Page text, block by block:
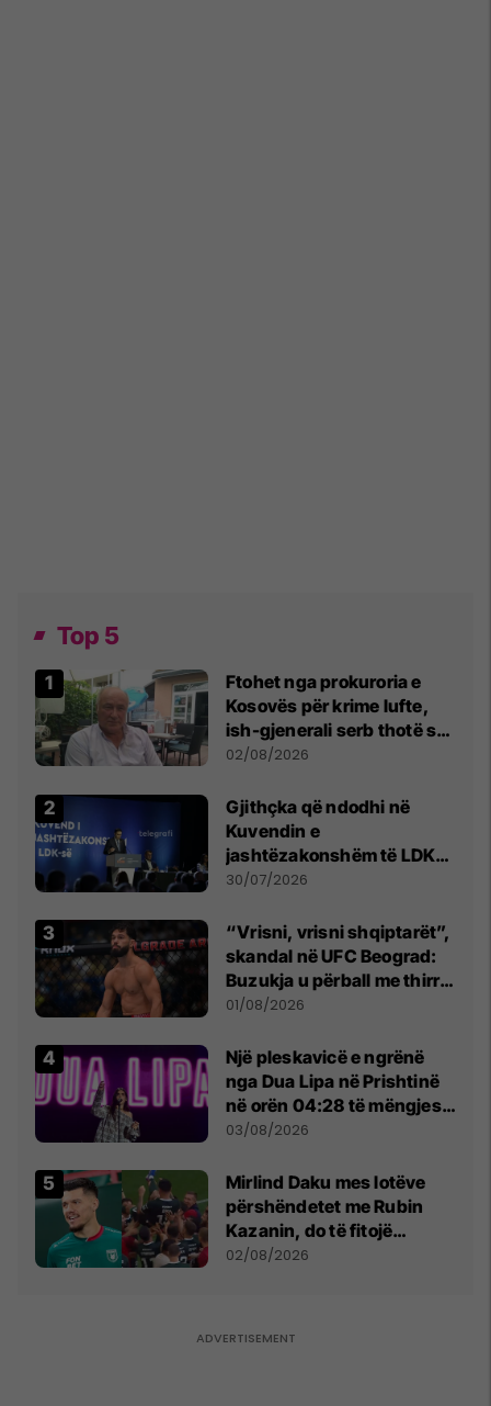
Top 5
Ftohet nga prokuroria e
Kosovës për krime lufte,
ish-gjenerali serb thotë se
dikush e tradhtoi në
02/08/2026
Gjithçka që ndodhi në
Kuvendin e
jashtëzakonshëm të LDK-
së
30/07/2026
“Vrisni, vrisni shqiptarët”,
skandal në UFC Beograd:
Buzukja u përball me thirrje
anti-shqiptare nga
01/08/2026
Një pleskavicë e ngrënë
nga Dua Lipa në Prishtinë
në orën 04:28 të mëngjesit
- dhe bota digjitale serbe
03/08/2026
Mirlind Daku mes lotëve
përshëndetet me Rubin
Kazanin, do të fitojë
miliona te Spartak Moska
02/08/2026